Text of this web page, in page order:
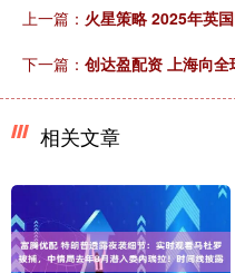
上一篇： 火星策略 2025年英
下一篇： 创达盈配资 上海向
相关文章